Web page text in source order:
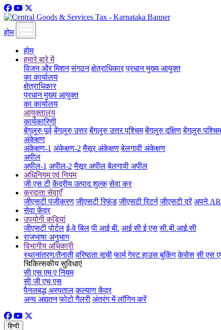
होम
होम
हमारे बारे में
विजन और मिशन संगठन क्षेत्राधिकार प्रधान मुख्य आयुक्त
का कार्यालय
क्षेत्राधिकार
प्रधान मुख्य आयुक्त
का कार्यालय
आयुक्तालय
कार्यकारिणी
बेंगलुरु पूर्व बेंगलुरु उत्तर बेंगलुरु उत्तर पश्चिम बेंगलुरु दक्षिण बेंगलुरु पश्चिम
अंकेक्षण
अंकेक्षण-1 अंकेक्षण-2 मैसूर अंकेक्षण बेलगावी अंकेक्षण
अपील
अपील-1 अपील-2 मैसूर अपील बेलगावी अपील
अधिनियम एवं नियम
जी एस टी केंद्रीय उत्पाद शुल्क सेवा कर
करदाता सेवाएँ
जीएसटी पंजीकरण जीएसटी रिफंड जीएसटी रिटर्न जीएसटी दरें अपने
सेवा केंद्र
उपयोगी कड़ियां
जीएसटी पोर्टल ई-वे बिल पी आई बी. आई सी ई एस सी.बी.आई.सी
राजभाषा अनुभाग
विभागीय अधिकारी
स्थानांतरण/तैनाती वरिष्ठता सूची फार्म गेस्ट हाउस बुकिंग केसेस सी एस
चिकित्सकीय सुविधाएं
सी एस एम ए नियम
सी जी एच एस
पैनलबद्ध अस्पताल कल्याण केंद्र
अन्य अद्यतन फोटो गैलरी अंतरंग में लॉगिन करें
हिन्दी